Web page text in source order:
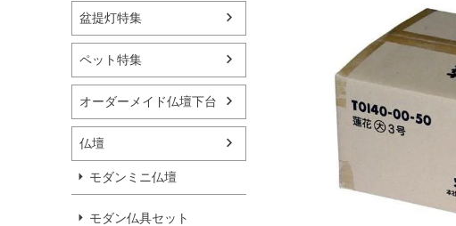
盆提灯特集
ペット特集
オーダーメイド仏壇下台
仏壇
モダンミニ仏壇
モダン仏具セット